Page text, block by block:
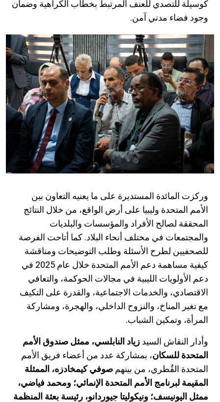
كوسيلة للتصدي للعنف المرتبط بخطاب الكراهية وضمان
وجود فضاء مدني آمن.
وركزت المائدة المستديرة على ما يعنيه التعاون بين
الأمم المتحدة وليبيا على أرض الواقع، من خلال النتائج
المحققة لصالح الأفراد والمؤسسات والبلديات
والمجتمعات في مختلف أنحاء البلاد. كما أتاحت الفرصة
للصحفيين لطرح الأسئلة وطلب التوضيحات ومناقشة
كيفية مساهمة دعم الأمم المتحدة خلال عام 2025 في
دعم الأولويات الليبية في مجالات الحوكمة، والتعافي
الاقتصادي، والخدمات الاجتماعية، والقدرة على التكيف
مع تغير المناخ، والنزوح الداخلي، والهجرة، ومشاركة
المرأة، وتمكين الشباب.
وأدار النقاش السيد زياد النابلسي، ممثل صندوق الأمم
المتحدة للسكان، بمشاركة عدد من أعضاء فريق الأمم
المتحدة القٌطري، من بينهم صوفي كيمخادزه، الممثلة
المقيمة لبرنامج الأمم المتحدة الإنمائي؛ ومحمد فياضي،
ممثل اليونيسف؛ ونيكوليتا جيوردانو، رئيسة بعثة المنظمة